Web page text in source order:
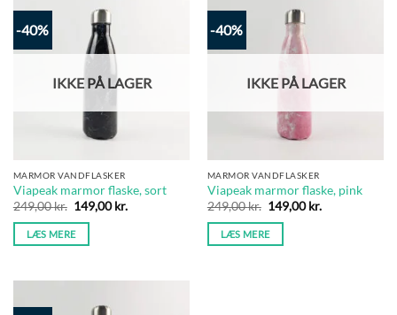
-40%
IKKE PÅ LAGER
MARMOR VANDFLASKER
Viapeak marmor flaske, sort
249,00kr. Den
oprindelige
pris
var:
149,00kr.Den
LÆS MERE
-40%
IKKE PÅ LAGER
MARMOR VANDFLASKER
Viapeak marmor flaske, pink
249,00kr. Den
oprindelige
pris
var:
149,00kr.Den
LÆS MERE